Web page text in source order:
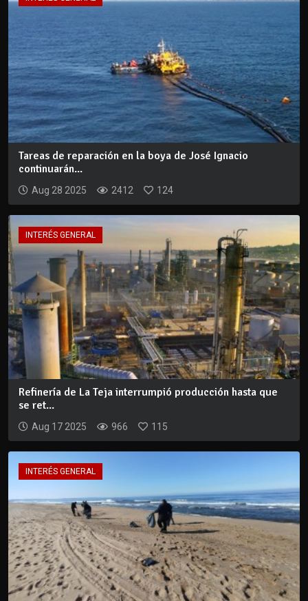
Tareas de reparación en la boya de José Ignacio
continuarán...
Aug 28 2025 2412 124
INTERÉS GENERAL
Refinería de La Teja interrumpió producción hasta que
se ret...
Aug 17 2025 966 115
INTERÉS GENERAL